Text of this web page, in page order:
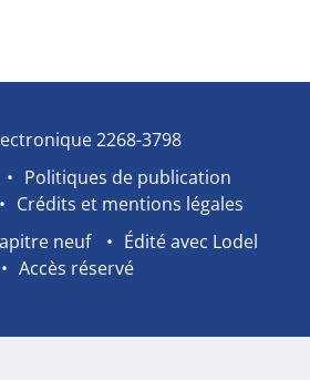
2268-3798
Politiques de publication
Crédits et mentions légales
neuf
Édité avec Lodel
Accès réservé